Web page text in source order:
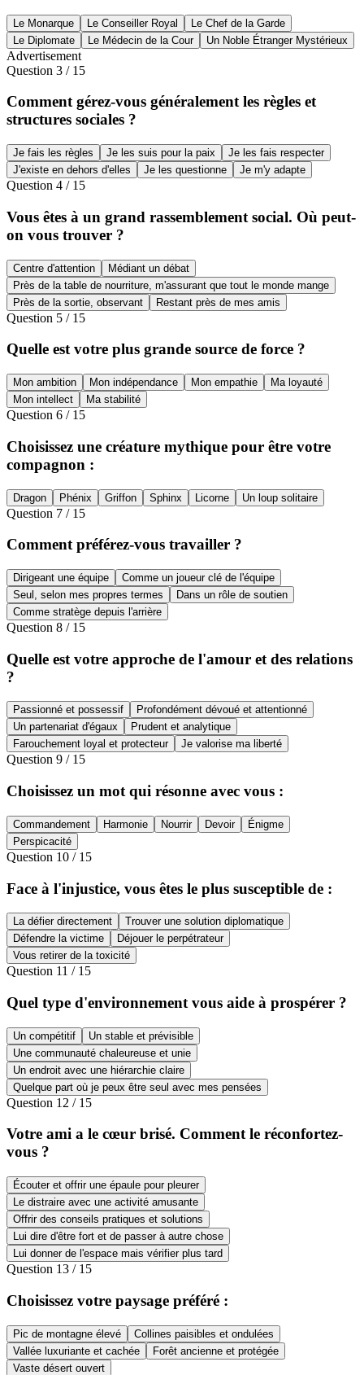
Le Monarque Le Conseiller Royal
Le Chef de la Garde
Le Diplomate
Le Médecin de la Cour Un Noble Étranger Mystérieux
Advertisement
Question 3 / 15
Comment gérez-vous généralement les règles et
structures sociales ?
Je fais les règles Je les suis pour la paix
Je les fais respecter
J'existe en dehors d'elles
Je les questionne Je m'y adapte
Question 4 / 15
Vous êtes à un grand rassemblement social. Où peut-
on vous trouver ?
Centre d'attention
Médiant un débat
Près de la table de nourriture, m'assurant que tout le monde mange
Près de la sortie, observant
Restant près de mes amis
Question 5 / 15
Quelle est votre plus grande source de force ?
Mon ambition Mon indépendance Mon empathie
Ma loyauté
Mon intellect
Ma stabilité
Question 6 / 15
Choisissez une créature mythique pour être votre
compagnon :
Dragon Phénix Griffon Sphinx Licorne Un loup solitaire
Question 7 / 15
Comment préférez-vous travailler ?
Dirigeant une équipe
Comme un joueur clé de l'équipe
Seul, selon mes propres termes
Dans un rôle de soutien
Comme stratège depuis l'arrière
Question 8 / 15
Quelle est votre approche de l'amour et des relations
?
Passionné et possessif
Profondément dévoué et attentionné
Un partenariat d'égaux
Prudent et analytique
Farouchement loyal et protecteur
Je valorise ma liberté
Question 9 / 15
Choisissez un mot qui résonne avec vous :
Commandement Harmonie Nourrir Devoir
Énigme
Perspicacité
Question 10 / 15
Face à l'injustice, vous êtes le plus susceptible de :
La défier directement
Trouver une solution diplomatique
Défendre la victime
Déjouer le perpétrateur
Vous retirer de la toxicité
Question 11 / 15
Quel type d'environnement vous aide à prospérer ?
Un compétitif
Un stable et prévisible
Une communauté chaleureuse et unie
Un endroit avec une hiérarchie claire
Quelque part où je peux être seul avec mes pensées
Question 12 / 15
Votre ami a le cœur brisé. Comment le réconfortez-
vous ?
Écouter et offrir une épaule pour pleurer
Le distraire avec une activité amusante
Offrir des conseils pratiques et solutions
Lui dire d'être fort et de passer à autre chose
Lui donner de l'espace mais vérifier plus tard
Question 13 / 15
Choisissez votre paysage préféré :
Pic de montagne élevé
Collines paisibles et ondulées
Vallée luxuriante et cachée
Forêt ancienne et protégée
Vaste désert ouvert